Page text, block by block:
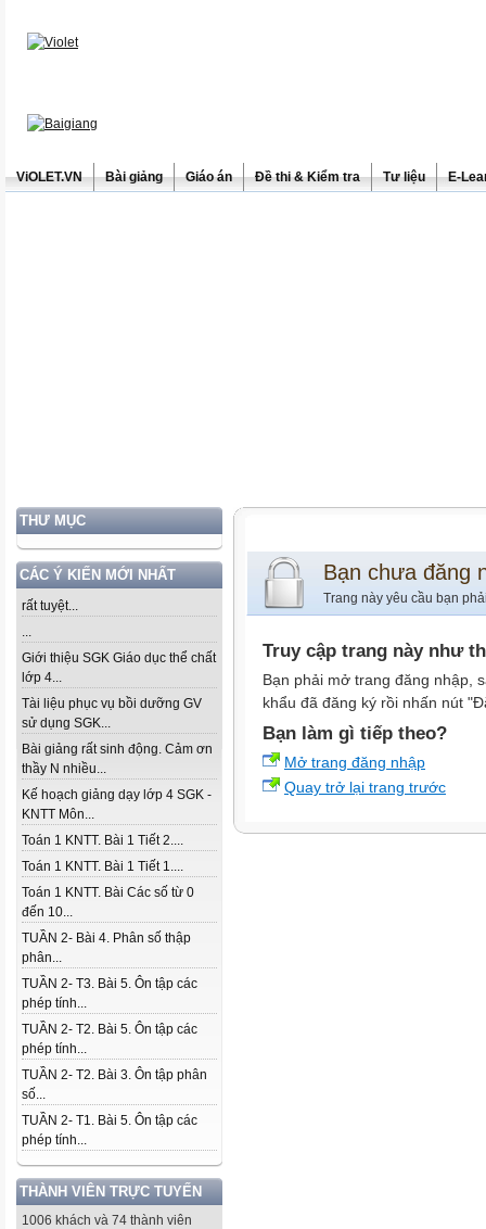
ViOLET.VN Bài giảng Giáo án Đề thi & Kiểm tra Tư liệu E-
THƯ MỤC
CÁC Ý KIẾN MỚI NHẤT
rất tuyệt...
...
Giới thiệu SGK Giáo dục thể chất
lớp 4...
Tài liệu phục vụ bồi dưỡng GV
sử dụng SGK...
Bài giảng rất sinh động. Cảm ơn
thầy N nhiều...
Kế hoạch giảng dạy lớp 4 SGK -
KNTT Môn...
Toán 1 KNTT. Bài 1 Tiết 2....
Toán 1 KNTT. Bài 1 Tiết 1....
Toán 1 KNTT. Bài Các số từ 0
đến 10...
TUẦN 2- Bài 4. Phân số thập
phân...
TUẦN 2- T3. Bài 5. Ôn tập các
phép tính...
TUẦN 2- T2. Bài 5. Ôn tập các
phép tính...
TUẦN 2- T2. Bài 3. Ôn tập phân
số...
TUẦN 2- T1. Bài 5. Ôn tập các
phép tính...
THÀNH VIÊN TRỰC TUYẾN
1006 khách và 74 thành viên
Bạn chưa đăng
Trang này yêu cầu bạn
Truy cập trang này như
Bạn phải mở trang đăng nhập,
khẩu đã đăng ký rồi nhấn nút
Bạn làm gì tiếp theo?
Mở trang đăng nhập
Quay trở lại trang trước